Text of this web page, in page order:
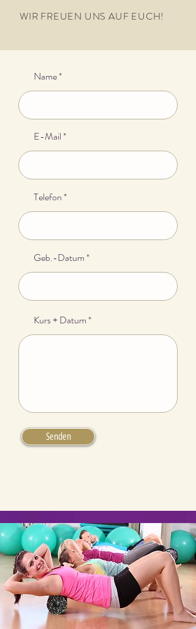
WIR FREUEN UNS AUF EUCH!
Name
E-Mail
Telefon
Geb.-Datum
Kurs + Datum
Senden